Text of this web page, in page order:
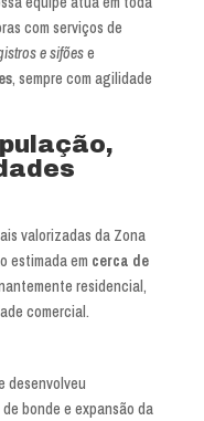
com serviços de
e sifõese
, sempre com agilidade
valorizadas da Zona
estimada em cerca de
residencial,
comercial.
desenvolveu
bonde e expansão da